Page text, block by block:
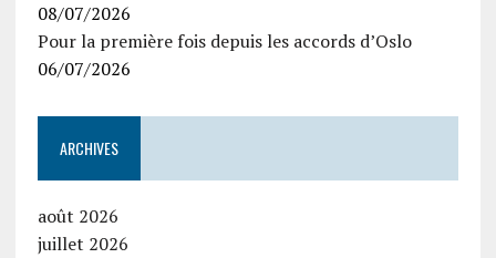
08/07/2026
Pour la première fois depuis les accords d’Oslo
06/07/2026
ARCHIVES
août 2026
juillet 2026